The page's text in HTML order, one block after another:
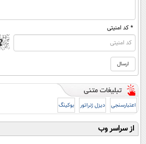
* کد امنیتی
اعتبارسنجی دیزل ژنراتور بوکینگ
از سراسر وب